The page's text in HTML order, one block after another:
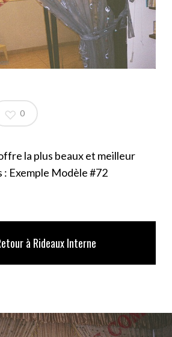
0
la plus beaux et meilleur
Exemple Modèle #72
à Rideaux Interne